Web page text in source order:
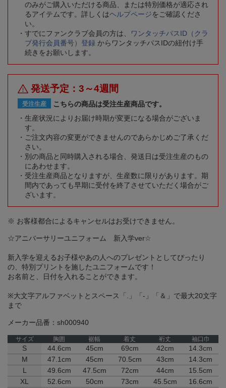
のみがご購入いただける商品、または特別価格が適応され
るアイテムです。詳しくはヘルプページをご確認くださ
い。
すでにファンクラブ会員の方は、
ワンタッチパスID（クラ
ブ発行会員番号）登録 からワンタッチパスIDの紐付け手
続きをお願いします。
発送予定：3～4週間
受注生産
こちらの商品は受注生産商品です。
生産状況によりお届け時期が変更になる場合がございま
す。
ご注文内容の変更ができませんのであらかじめご了承くだ
さい。
別の商品と同時購入される場合、発送日は受注生産のもの
にあわせます。
受注生産商品となりますが、生産数に限りがあります。期
間内であっても早期に受付を終了させていただく場合がご
ざいます。
※ お客様都合によるキャンセルはお受けできません。
☆アニバーサリーユニフォーム 新入学ver☆
新入学を迎えるお子様やあの人へのプレゼントとしてぴったり
の、特別プリントを施したユニフォームです！
お名前と、日付を入れることができます。
※大文字アルファベットとスペース「.」「-」「＆」で最大20文字
まで
メーカー品番：sh000940
サイズ 胸囲 裾幅 着丈 裄丈 袖口巾
S 44.6cm 45cm 69cm 42cm
14.3cm
M
47.1cm 45cm 70.5cm 43cm
14.3cm
L
49.6cm 47.5cm 72cm 44cm
15.5cm
XL
52.6cm 50cm 73cm 45.5cm
16.6cm